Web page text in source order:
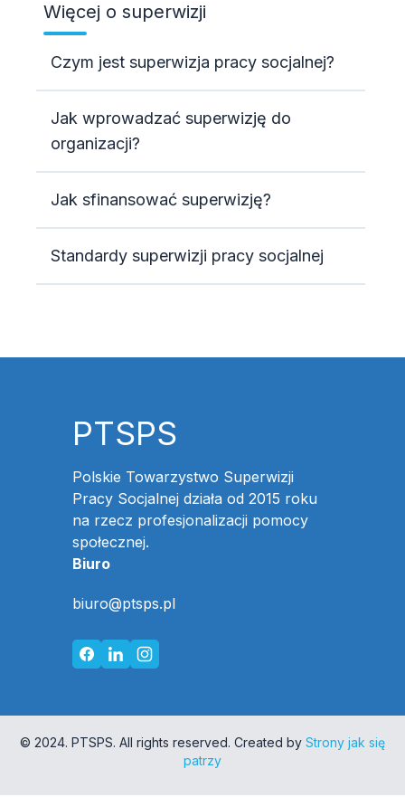
Więcej o superwizji
Czym jest superwizja pracy socjalnej?
Jak wprowadzać superwizję do
organizacji?
Jak sfinansować superwizję?
Standardy superwizji pracy socjalnej
PTSPS
Polskie Towarzystwo Superwizji
Pracy Socjalnej działa od 2015 roku
na rzecz profesjonalizacji pomocy
społecznej.
Biuro
biuro@ptsps.pl
© 2024. PTSPS. All rights reserved. Created by Strony jak się
patrzy